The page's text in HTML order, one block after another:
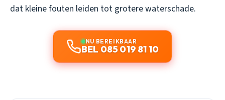
dat kleine fouten leiden tot grotere waterschade.
NU BEREIKBAAR
BEL 085 019 81 10